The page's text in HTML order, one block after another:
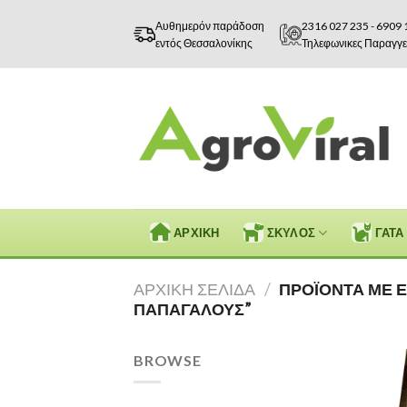
Αυθημερόν παράδοση
εντός Θεσσαλονίκης
2316 027 235 - 6909
Τηλεφωνικες
ΑΡΧΙΚΗ ΣΚΥΛΟΣ ΓΑΤΑ
ΑΡΧΙΚΉ ΣΕΛΊΔΑ / ΠΡΟΪΌΝΤΑ ΜΕ
ΠΑΠΑΓΆΛΟΥΣ”
BROWSE